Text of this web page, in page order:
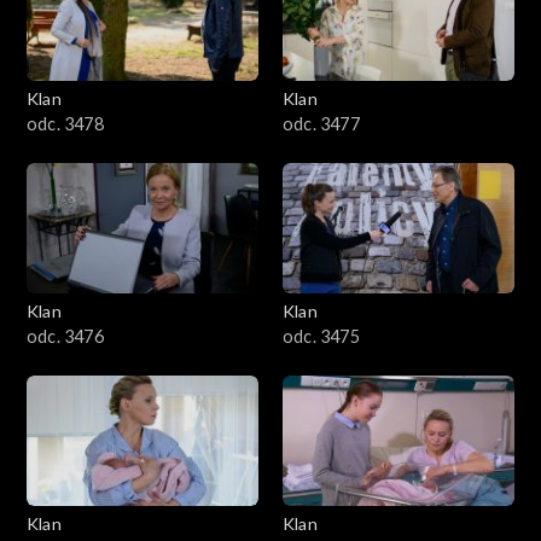
701–800
601–700
501–600
401–500
301–400
201–300
101–200
1–100
Klan
odc. 3478
Klan
odc. 3477
Klan
odc. 3476
Klan
odc. 3475
Klan
Klan